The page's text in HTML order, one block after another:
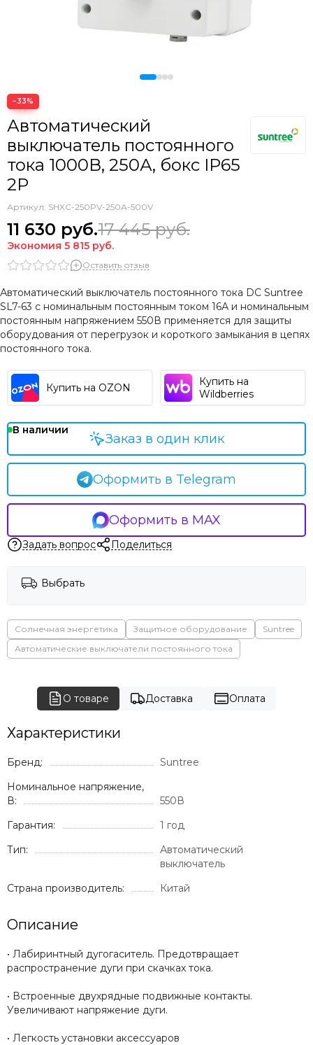
−33%
Автоматический
выключатель постоянного
тока 1000В, 250А, бокс IP65
2P
Артикул: SHXC-250PV-250A-500V
11 630 руб.17 445руб.
Экономия 5 815 руб.
Оставить отзыв
Автоматический выключатель постоянного тока DC Suntree
SL7-63 с номинальным постоянным током 16А и номинальным
постоянным напряжением 550В применяется для защиты
оборудования от перегрузок и короткого замыкания в цепях
постоянного тока.
Купить на OZON
Купить на
Wildberries
В наличии
Оформить в Telegram
Оформить в MAX
Заказ в один клик
Задать вопрос Поделиться
Выбрать
Солнечная энергетика Защитное оборудование
Suntree
Автоматические выключатели постоянного тока
О товаре Доставка Оплата
Характеристики
Бренд:
Suntree
Номинальное напряжение,
В:
550В
Гарантия:
1 год
Тип:
Автоматический
выключатель
Страна производитель:
Китай
Описание
• Лабиринтный дугогаситель. Предотвращает
распространение дуги при скачках тока.
• Встроенные двухрядные подвижные контакты.
Увеличивают напряжение дуги.
• Легкость установки аксессуаров